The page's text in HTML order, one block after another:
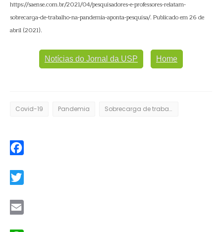
https://saense.com.br/2021/04/pesquisadores-e-professores-relatam-
sobrecarga-de-trabalho-na-pandemia-aponta-pesquisa/. Publicado em 26 de
abril (2021).
Notícias do Jornal da USP Home
Covid-19 Pandemia Sobrecarga de trabalho